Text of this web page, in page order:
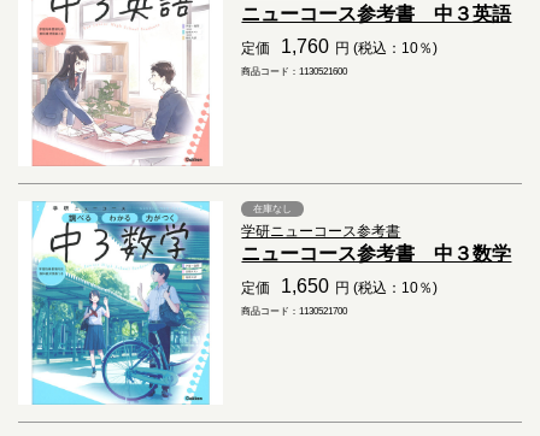
ニューコース参考書 中３英語
定価 1,760 円 (税込：10％)
商品コード：1130521600
在庫なし
学研ニューコース参考書
ニューコース参考書 中３数学
定価 1,650 円 (税込：10％)
商品コード：1130521700